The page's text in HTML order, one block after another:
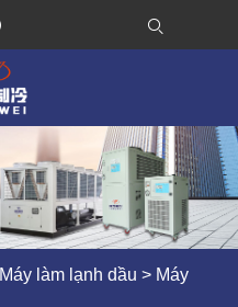
Máy làm lạnh dầu > Máy